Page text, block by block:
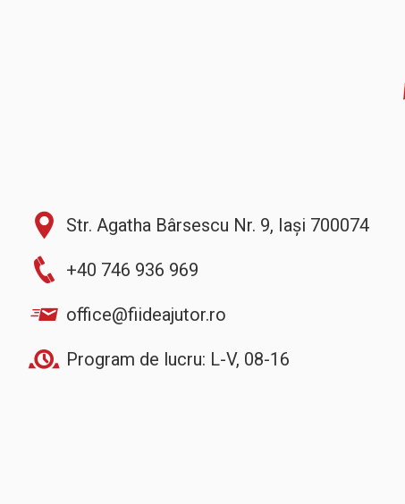
Str. Agatha Bârsescu Nr. 9, Iași 700074
+40 746 936 969
office@fiideajutor.ro
Program de lucru: L-V, 08-16